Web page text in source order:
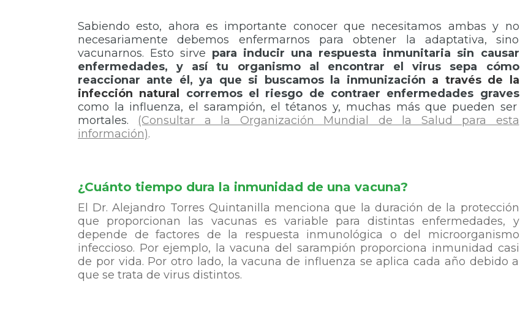
Sabiendo esto, ahora es importante conocer que necesitamos ambas y no
necesariamente debemos enfermarnos para obtener la adaptativa, sino
vacunarnos. Esto sirve para inducir una respuesta inmunitaria sin causar
enfermedades, y así tu organismo al encontrar el virus sepa cómo
reaccionar ante él, ya que si buscamos la inmunización a través de la
infección natural corremos el riesgo de contraer enfermedades graves
como la influenza, el sarampión, el tétanos y, muchas más que pueden ser
mortales.
(Consultar a la Organización Mundial de la Salud para esta
información).
¿Cuánto tiempo dura la inmunidad de una vacuna?
El Dr. Alejandro Torres Quintanilla menciona que la duración de la protección
que proporcionan las vacunas es variable para distintas enfermedades, y
depende de factores de la respuesta inmunológica o del microorganismo
infeccioso. Por ejemplo, la vacuna del sarampión proporciona inmunidad casi
de por vida. Por otro lado, la vacuna de influenza se aplica cada año debido a
que se trata de virus distintos.